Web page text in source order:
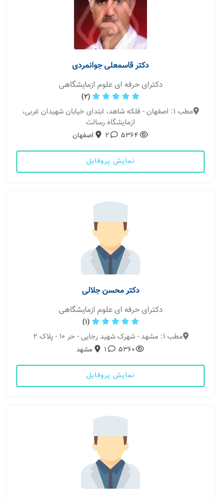
دکتر قاسمعلی جوانمردی
دکترای حرفه ای علوم ازمایشگاهی
(2)
مطب 1: اصفهان - فلکه شاهد، ابتدای خیابان شهیدان غربی،
ازمایشگاه رسالت
5364
2 اصفهان
نمایش پروفایل
دکتر محسن جلالی
دکترای حرفه ای علوم ازمایشگاهی
(1)
مطب 1: مشهد - شهرک شهید رجایی - حر 10 - پلاک 2
5360
1 مشهد
نمایش پروفایل